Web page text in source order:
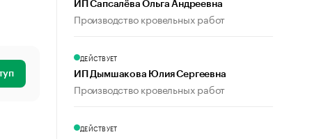
ИП Сапсалёва Ольга Андреевна
Производство кровельных работ
ДЕЙСТВУЕТ
ИП Дымшакова Юлия Сергеевна
Производство кровельных работ
ДЕЙСТВУЕТ